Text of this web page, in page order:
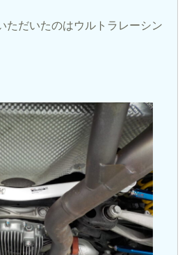
ただいたのはウルトラレーシン